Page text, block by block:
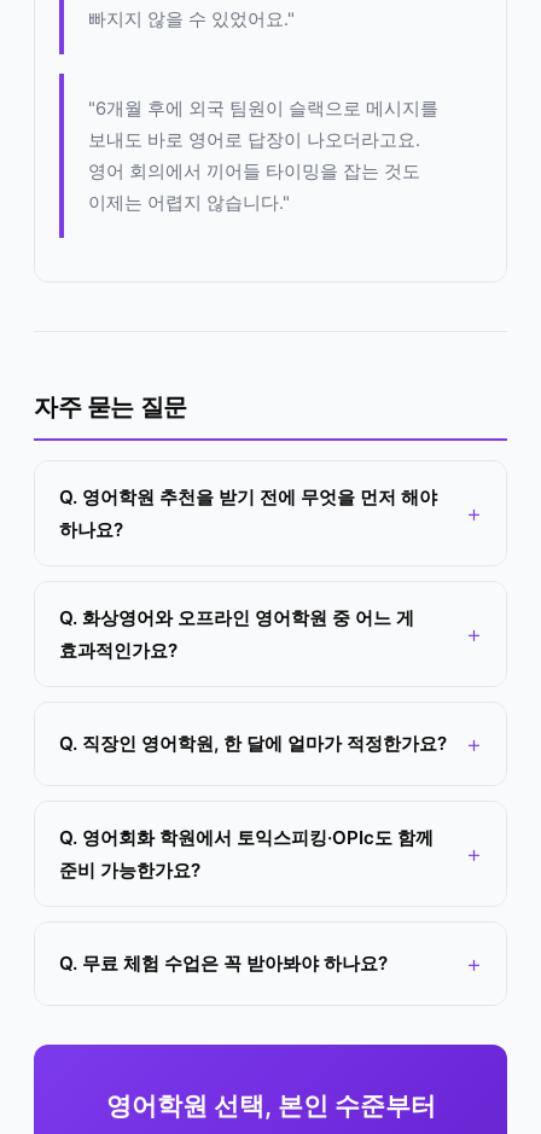
빠지지 않을 수 있었어요."
"6개월 후에 외국 팀원이 슬랙으로 메시지를
보내도 바로 영어로 답장이 나오더라고요.
영어 회의에서 끼어들 타이밍을 잡는 것도
이제는 어렵지 않습니다."
자주 묻는 질문
Q. 영어학원 추천을 받기 전에 무엇을 먼저 해야
하나요?
Q. 화상영어와 오프라인 영어학원 중 어느 게
효과적인가요?
Q. 직장인 영어학원, 한 달에 얼마가 적정한가요?
Q. 영어회화 학원에서 토익스피킹·OPIc도 함께
준비 가능한가요?
Q. 무료 체험 수업은 꼭 받아봐야 하나요?
영어학원 선택, 본인 수준부터